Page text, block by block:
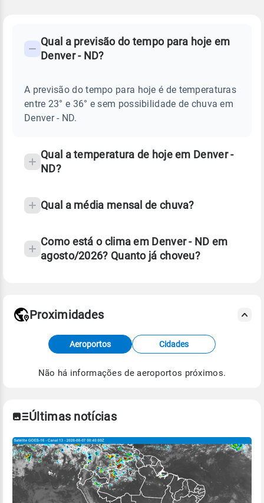
TEMPO
Perguntas
sobre
chuva
Qual a previsão do tempo para hoje em
Denver - ND?
A previsão do tempo para hoje é de temperaturas
entre 23° e 36° e sem possibilidade de chuva em
Denver - ND.
Qual a temperatura de hoje em Denver -
ND?
Qual a média mensal de chuva?
Como está o clima em Denver - ND em
agosto/2026? Quanto já choveu?
Fonte: dados combinados de estações
meteorológicas e satélite do Centro de Previsão
de Tempo e Estudos Climáticos (CPTEC).
Proximidades
Aeroportos Cidades
Não há informações de aeroportos próximos.
Últimas notícias